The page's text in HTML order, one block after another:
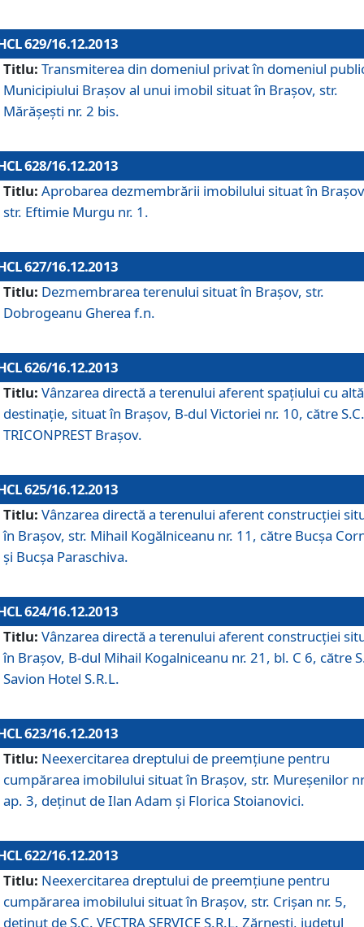
629/16.12.2013
Titlu: Transmiterea din domeniul privat în domeniul
Municipiului Braşov al unui imobil situat în Braşov, str.
Mărăşeşti nr. 2 bis.
628/16.12.2013
Titlu: Aprobarea dezmembrării imobilului situat în
str. Eftimie Murgu nr. 1.
627/16.12.2013
Titlu: Dezmembrarea terenului situat în Braşov, str.
Dobrogeanu Gherea f.n.
626/16.12.2013
Titlu: Vânzarea directă a terenului aferent spaţiului cu altă
destinaţie, situat în Braşov, B-dul Victoriei nr. 10, către S.C.
TRICONPREST Braşov.
625/16.12.2013
Titlu: Vânzarea directă a terenului aferent construcţiei
în Braşov, str. Mihail Kogălniceanu nr. 11, către Bucşa
şi Bucşa Paraschiva.
624/16.12.2013
Titlu: Vânzarea directă a terenului aferent construcţiei
în Braşov, B-dul Mihail Kogalniceanu nr. 21, bl. C 6, către
Savion Hotel S.R.L.
623/16.12.2013
Titlu: Neexercitarea dreptului de preemţiune pentru
cumpărarea imobilului situat în Braşov, str. Mureşenilor
ap. 3, deţinut de Ilan Adam şi Florica Stoianovici.
622/16.12.2013
Titlu: Neexercitarea dreptului de preemţiune pentru
cumpărarea imobilului situat în Braşov, str. Crişan nr. 5,
deţinut de S.C. VECTRA SERVICE S.R.L. Zărneşti, judeţul